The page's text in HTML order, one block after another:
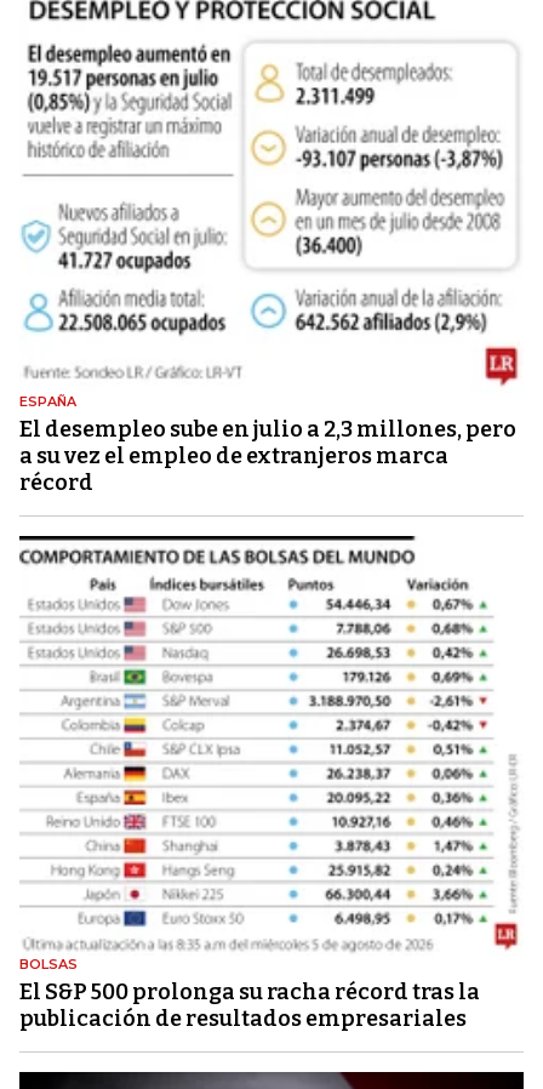
ESPAÑA
El desempleo sube en julio a 2,3 millones, pero
a su vez el empleo de extranjeros marca
récord
BOLSAS
El S&P 500 prolonga su racha récord tras la
publicación de resultados empresariales